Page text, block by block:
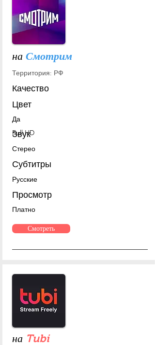
на Смотрим
Территория: РФ
Качество
Цвет
Да
Full HD
Звук
Стерео
Субтитры
Русские
Просмотр
Платно
Смотреть
на Tubi